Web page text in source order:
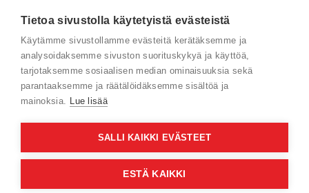
AINEISTOPANKKI
Ota yhteyttä
Käyttöehdot
Verkkoselailun tietosuojaseloste
Tietoa sivustolla käytetyistä evästeistä
Käytämme sivustollamme evästeitä kerätäksemme ja
analysoidaksemme sivuston suorituskykyä ja käyttöä,
tarjotaksemme sosiaalisen median ominaisuuksia sekä
parantaaksemme ja räätälöidäksemme sisältöä ja
mainoksia. Lue lisää
SALLI KAIKKI EVÄSTEET
ESTÄ KAIKKI